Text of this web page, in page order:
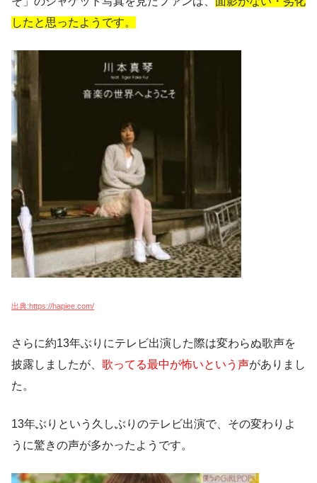
したと思ったようです。
出典:https://hapiee.com/
さらに約13年ぶりにテレビ出演した際は変わらぬ歌声を
披露しましたが、 歌ってる最中が怖いという声がありまし
た。
13年ぶりという久しぶりのテレビ出演で、その変わりよ
うに驚きの声が多かったようです。